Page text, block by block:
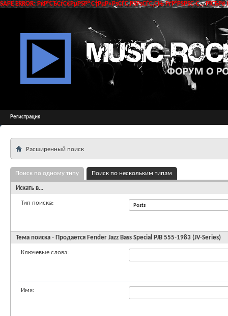
SAPE ERROR: РќР°СЂСѓС€РµРЅР° С†РµР»РѕСЃС‚РЅРѕСЃС‚СЊ РґР°РЅРЅС‹С…
Регистрация
Расширенный поиск
Поиск по одному типу Поиск по нескольким типам
Искать в...
Тип поиска:
Тема поиска - Продается Fender Jazz Bass Special PJB 555-1983 (JV-Series)
Ключевые слова:
Имя: